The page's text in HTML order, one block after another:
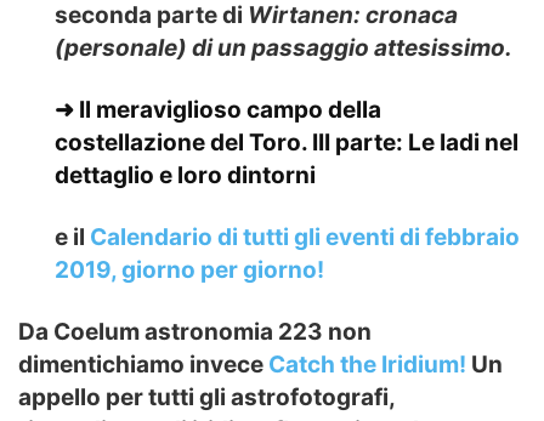
seconda parte di Wirtanen: cronaca
(personale) di un passaggio attesissimo.
➜ Il meraviglioso campo della
costellazione del Toro. III parte: Le Iadi nel
dettaglio e loro dintorni
e il Calendario di tutti gli eventi di febbraio
2019,giorno per giorno!
Da Coelum astronomia 223 non
dimentichiamo invece Catch the Iridium! Un
appello per tutti gli astrofotografi,